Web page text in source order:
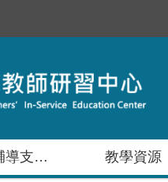
教師諮商輔導支持服務 教學資源